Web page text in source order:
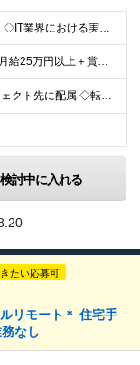
◇学歴不問・第二新卒歓迎 ◇IT業界における実務経験がある方（言語、工程、年数不問） ◇経験者・30歳以下の方は『書類選考無しの面接確約』 ☆経験者は『書類選考無しの面接確約』をお約束！ PM／PL
◇前職給与を100％保証／月給25万円以上＋賞与年2回＋各種手当 ・残業代と交通費は別途支給 ・退職金や住宅手当など…福利厚生も充実！ 【経験者は経験・スキルに応じて優遇します】 開発経験1年以上：
◇自宅を含む都内のプロジェクト先に配属 ◇転勤なし！プロジェクトは都内が95％以上が23区内 ◇フルリモート案件あり ■水道橋オフィス／東京都千代田区神田三崎町3-5-9 天翔オフィス水道橋7F └
検討中に入れる
たい応募可
リモート＊ 住宅手
なし